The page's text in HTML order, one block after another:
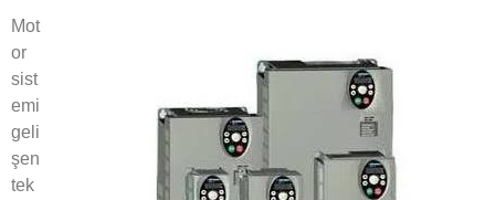
Mot
or
sist
emi
geli
şen
tek